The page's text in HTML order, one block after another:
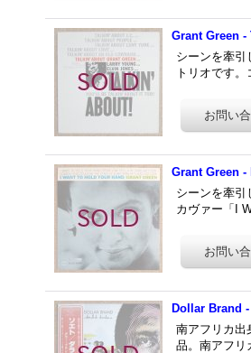
Grant Green
シーンを牽引
トリオです
Grant Green -
シーンを牽引
カヴァー「I
Dollar Brand
南アフリカ出
品。南アフリ